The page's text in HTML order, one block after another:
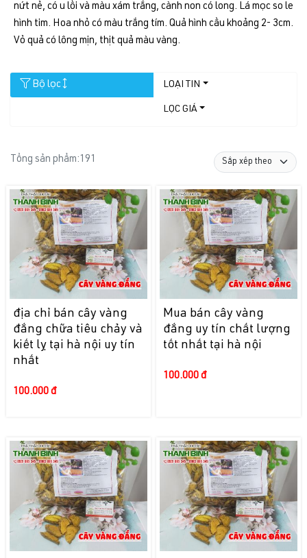
nứt nẻ, có u lồi và màu xám trắng, cành non có long. Lá mọc so le
hình tim. Hoa nhỏ có màu trắng tím. Quả hình cầu khoảng 2- 3cm.
Vỏ quả có lông mịn, thịt quả màu vàng.
Bộ lọc LOẠI TIN
LỌC GIÁ
Tổng sản phẩm: 191
địa chỉ bán cây vàng
đắng chữa tiêu chảy và
kiết lỵ tại hà nội uy tín
nhất
100.000 đ
Mua bán cây vàng
đắng uy tín chất lượng
tốt nhất tại hà nội
100.000 đ